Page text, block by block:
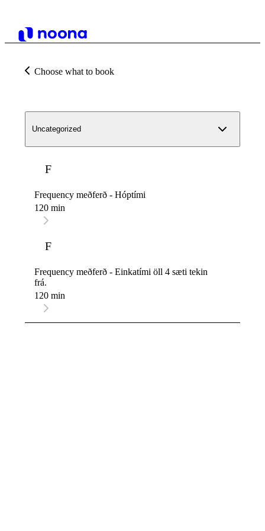
Choose what to book
Uncategorized
F
Frequency meðferð - Hóptími
120 min
F
Frequency meðferð - Einkatími öll 4 sæti tekin
frá.
120 min